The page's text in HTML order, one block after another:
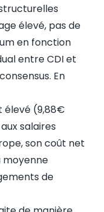
élevé, pas de
en fonction
entre CDI et
En
élevé (9,88€
salaires
son coût net
moyenne
de